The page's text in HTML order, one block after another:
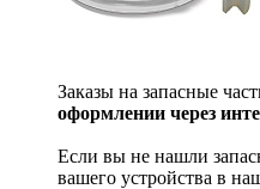
Заказы на запасные
оформлении через
Если вы не нашли
вашего устройства в